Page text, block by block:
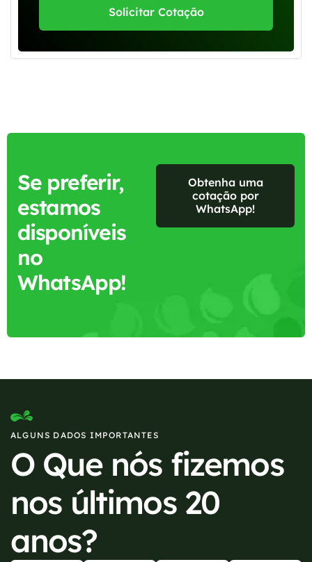
Solicitar Cotação
Se preferir,
estamos
disponíveis
no
WhatsApp!
Obtenha uma
cotação por
WhatsApp!
ALGUNS DADOS IMPORTANTES
O Que nós fizemos
nos últimos 20
anos?